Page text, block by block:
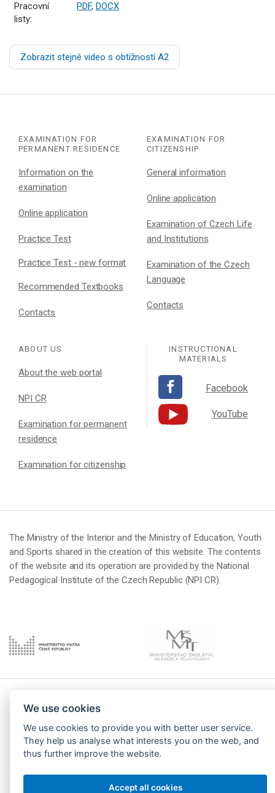
Pracovní
listy:
PDF, DOCX
Zobrazit stejné video s obtížností A2
EXAMINATION FOR
PERMANENT RESIDENCE
Information on the
examination
Online application
Practice Test
Practice Test - new format
Recommended Textbooks
Contacts
EXAMINATION FOR
CITIZENSHIP
General information
Online application
Examination of Czech Life
and Institutions
Examination of the Czech
Language
Contacts
ABOUT US
About the web portal
NPI CR
Examination for permanent
residence
Examination for citizenship
INSTRUCTIONAL
MATERIALS
Facebook
YouTube
The Ministry of the Interior and the Ministry of Education, Youth
and Sports shared in the creation of this website. The contents
of the website and its operation are provided by the National
Pedagogical Institute of the Czech Republic (NPI CR).
© 2026 Národní pedagogický institut České republiky (NPI
We use cookies
We use cookies to provide you with better user service.
They help us analyse what interests you on the web, and
thus further improve the website.
Accept all cookies